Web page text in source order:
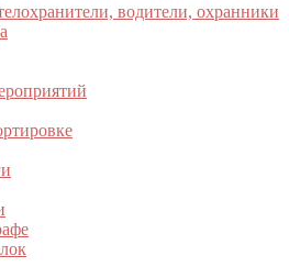
водители, охранники